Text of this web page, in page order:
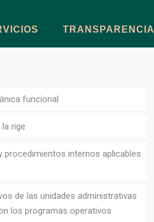
TRANSPARENCIA
funcional
rige
procedimientos internos aplicables
de las unidades administrativas
los programas operativos